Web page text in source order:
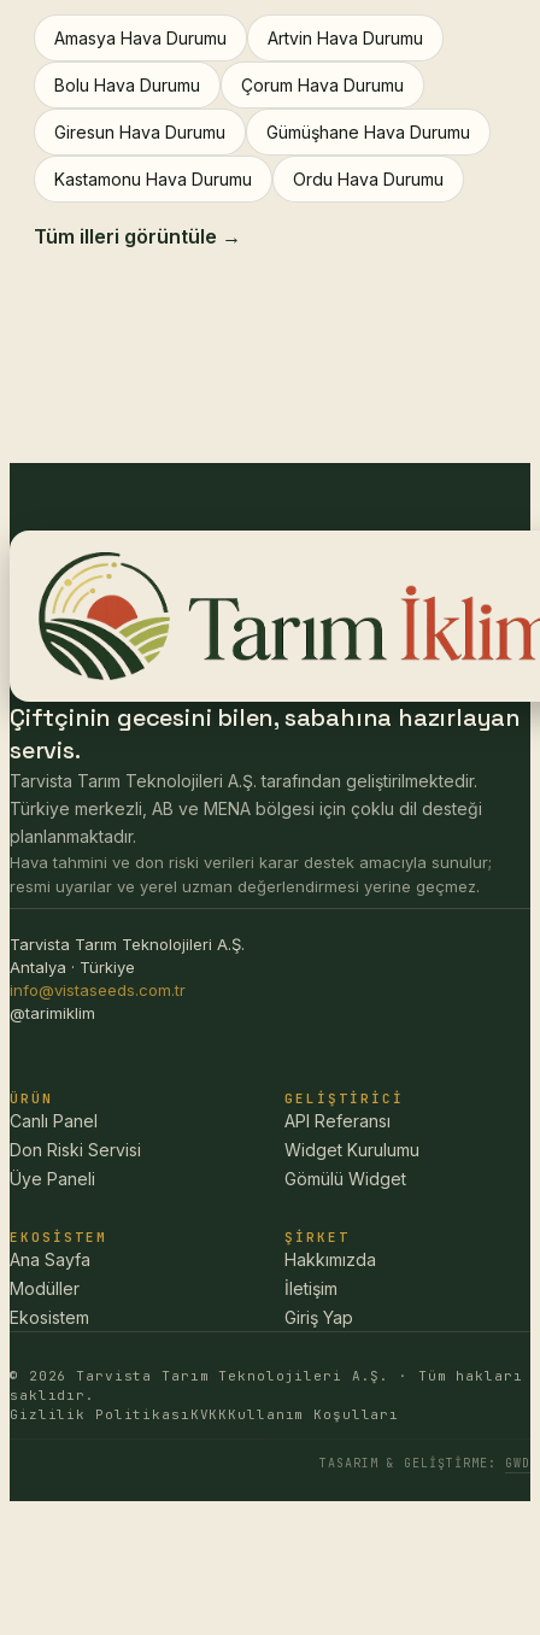
Amasya Hava Durumu Artvin Hava Durumu
Bolu Hava Durumu Çorum Hava Durumu
Giresun Hava Durumu Gümüşhane Hava Durumu
Kastamonu Hava Durumu Ordu Hava Durumu
Tüm illeri görüntüle →
Çiftçinin gecesini bilen, sabahına hazırlayan
servis.
Tarvista Tarım Teknolojileri A.Ş. tarafından geliştirilmektedir.
Türkiye merkezli, AB ve MENA bölgesi için çoklu dil desteği
planlanmaktadır.
Hava tahmini ve don riski verileri karar destek amacıyla sunulur;
resmi uyarılar ve yerel uzman değerlendirmesi yerine geçmez.
Tarvista Tarım Teknolojileri A.Ş.
Antalya · Türkiye
info@vistaseeds.com.tr
@tarimiklim
ÜRÜN
Canlı Panel
Don Riski Servisi
Üye Paneli
GELIŞTIRICI
API Referansı
Widget Kurulumu
Gömülü Widget
EKOSISTEM
Ana Sayfa
Modüller
Ekosistem
ŞIRKET
Hakkımızda
İletişim
Giriş Yap
© 2026 Tarvista Tarım Teknolojileri A.Ş. · Tüm hakları
saklıdır.
Gizlilik Politikası KVKK Kullanım Koşulları
TASARIM & GELIŞTIRME : GWD